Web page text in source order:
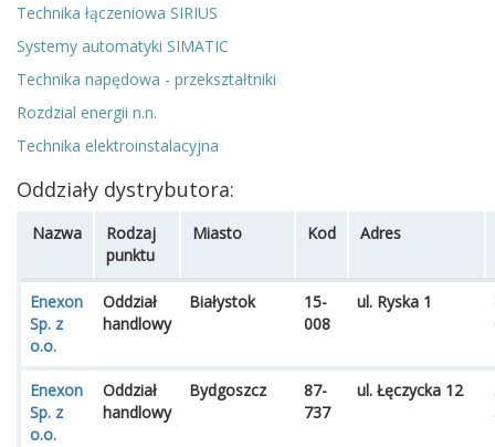
Technika łączeniowa SIRIUS
Systemy automatyki SIMATIC
Technika napędowa - przekształtniki
Rozdzial energii n.n.
Technika elektroinstalacyjna
Oddziały dystrybutora:
Nazwa
Rodzaj
punktu
Miasto Kod Adres
Enexon
Sp. z
o.o.
Oddział
handlowy
Białystok
15-
008
ul. Ryska 1
Enexon
Sp. z
o.o.
Oddział
handlowy
Bydgoszcz
87-
737
ul. Łęczycka 12